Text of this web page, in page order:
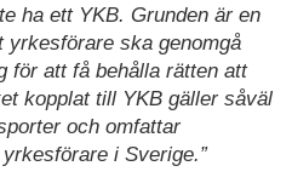
ha ett YKB. Grunden är en
ska genomgå
för att få behålla rätten att
kopplat till YKB gäller såväl
och omfattar
i Sverige.”